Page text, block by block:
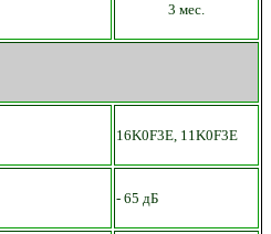
3 мес.
16K0F3E, 11K0F3E
- 65 дБ